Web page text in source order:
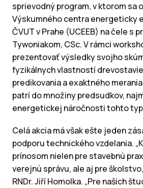
sprievodný program, v ktorom sa
Výskumného centra energeticky
ČVUT v Prahe (UCEEB) na čele s
Tywoniakom, CSc. V rámci
prezentovať výsledky svojho
fyzikálnych vlastností
predikovania a exaktného
patrí do množiny predsudkov,
energetickej náročnosti tohto
Celá akcia má však ešte jeden
podporu technického vzdelania.
prínosom nielen pre stavebnú
verejnú správu, ale aj pre
RNDr. Jiří Homolka. „Pre našich